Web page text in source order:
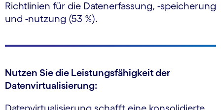
Richtlinien für die Datenerfassung, -speicherung
und -nutzung (53 %).
Nutzen Sie die Leistungsfähigkeit der
Datenvirtualisierung: